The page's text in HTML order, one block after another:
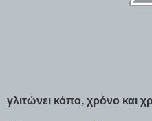
γλιτώνει κόπο, χρόνο και